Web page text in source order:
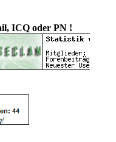
ICQ oder PN !